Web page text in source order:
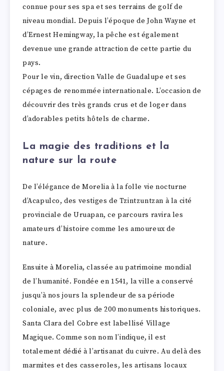
connue pour ses spa et ses terrains de golf de
niveau mondial. Depuis l’époque de John Wayne et
d’Ernest Hemingway, la pêche est également
devenue une grande attraction de cette partie du
pays.
Pour le vin, direction Valle de Guadalupe et ses
cépages de renommée internationale. L’occasion de
découvrir des très grands crus et de loger dans
d’adorables petits hôtels de charme.
La magie des traditions et la
nature sur la route
De l’élégance de Morelia à la folle vie nocturne
d’Acapulco, des vestiges de Tzintzuntzan à la cité
provinciale de Uruapan, ce parcours ravira les
amateurs d’histoire comme les amoureux de
nature.
Ensuite à Morelia, classée au patrimoine mondial
de l’humanité. Fondée en 1541, la ville a conservé
jusqu’à nos jours la splendeur de sa période
coloniale, avec plus de 200 monuments historiques.
Santa Clara del Cobre est labellisé Village
Magique. Comme son nom l’indique, il est
totalement dédié à l’artisanat du cuivre. Au delà des
marmites et des casseroles, les artisans locaux